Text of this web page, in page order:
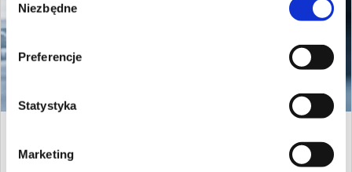
zgody
Niezbędne
Preferencje
Statystyka
Marketing
Ofrecemos servicios de medición en equipos de control y